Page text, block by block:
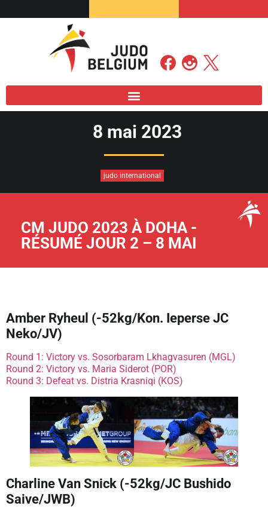
8 mai 2023
judo international
CM JUDO 2023 À DOHA -
RÉSUMÉ JOUR 2 – 8 MAI
Amber Ryheul (-52kg/Kon. Ieperse JC
Neko/JV)
Round 1: Victory vs. Sosorbaram Lkhagvasuren (MGL)
Round 2: Victory vs. Maria Siderot (POR)
Round 3: Defeat vs. Distria Krasniqi (KOS)
Charline Van Snick (-52kg/JC Bushido
Saive/JWB)